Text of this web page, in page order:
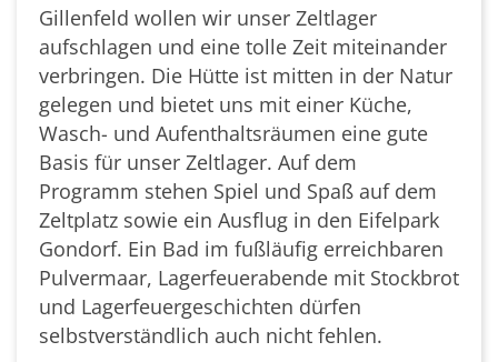
Gillenfeld wollen wir unser Zeltlager
aufschlagen und eine tolle Zeit miteinander
verbringen. Die Hütte ist mitten in der Natur
gelegen und bietet uns mit einer Küche,
Wasch- und Aufenthaltsräumen eine gute
Basis für unser Zeltlager. Auf dem
Programm stehen Spiel und Spaß auf dem
Zeltplatz sowie ein Ausflug in den Eifelpark
Gondorf. Ein Bad im fußläufig erreichbaren
Pulvermaar, Lagerfeuerabende mit Stockbrot
und Lagerfeuergeschichten dürfen
selbstverständlich auch nicht fehlen.